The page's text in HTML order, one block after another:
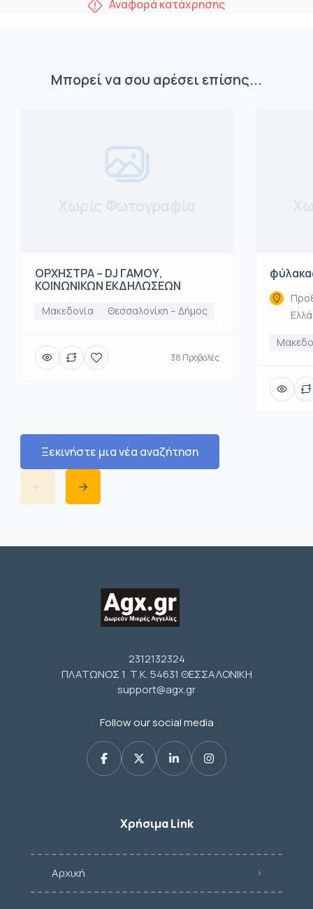
Αναφορά κατάχρησης
Μπορεί να σου αρέσει επίσης...
Χωρίς Φωτογραφία
ΟΡΧΗΣΤΡΑ – DJ ΓΑΜΟΥ,
ΚΟΙΝΩΝΙΚΩΝ ΕΚΔΗΛΩΣΕΩΝ
Μακεδονία Θεσσαλονίκη – Δήμος
38 Προβολές
Ξεκινήστε μια νέα αναζήτηση
2312132324
ΠΛΑΤΩΝΟΣ 1 Τ.Κ. 54631 ΘΕΣΣΑΛΟΝΙΚΗ
support@agx.gr
Follow our social media
Χρήσιμα Link
Αρχική